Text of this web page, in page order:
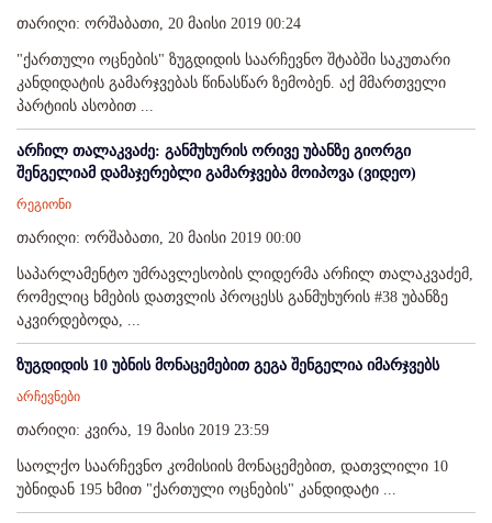
თარიღი: ორშაბათი, 20 მაისი 2019 00:24
"ქართული ოცნების" ზუგდიდის საარჩევნო შტაბში საკუთარი
კანდიდატის გამარჯვებას წინასწარ ზემობენ. აქ მმართველი
პარტიის ასობით ...
არჩილ თალაკვაძე: განმუხურის ორივე უბანზე გიორგი
შენგელიამ დამაჯერებლი გამარჯვება მოიპოვა (ვიდეო)
რეგიონი
თარიღი: ორშაბათი, 20 მაისი 2019 00:00
საპარლამენტო უმრავლესობის ლიდერმა არჩილ თალაკვაძემ,
რომელიც ხმების დათვლის პროცესს განმუხურის #38 უბანზე
აკვირდებოდა, ...
ზუგდიდის 10 უბნის მონაცემებით გეგა შენგელია იმარჯვებს
არჩევნები
თარიღი: კვირა, 19 მაისი 2019 23:59
საოლქო საარჩევნო კომისიის მონაცემებით, დათვლილი 10
უბნიდან 195 ხმით "ქართული ოცნების" კანდიდატი ...